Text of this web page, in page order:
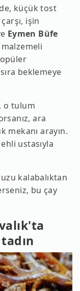
küçük tost
işin
Eymen Büfe
beklemeye
o tulum
ara
mekanı arayın.
ustasıyla
kalabalıktan
bu çay